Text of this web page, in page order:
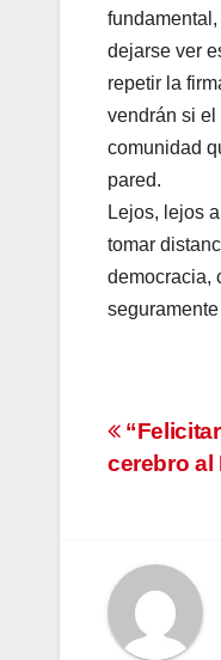
dejarse ver
repetir la
vendrán si el
comunidad
pared.
Lejos, lejos
tomar
democracia,
de
cerebro al